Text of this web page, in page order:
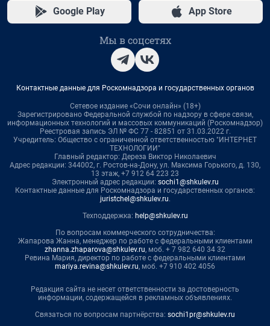
Google Play App Store
Мы в соцсетях
Контактные данные для Роскомнадзора и государственных органов
Сетевое издание «Сочи онлайн» (18+)
Зарегистрировано Федеральной службой по надзору в сфере связи,
информационных технологий и массовых коммуникаций (Роскомнадзор)
Реестровая запись ЭЛ № ФС 77 - 82851 от 31.03.2022 г.
Учредитель: Общество с ограниченной ответственностью "ИНТЕРНЕТ
ТЕХНОЛОГИИ"
Главный редактор: Дереза Виктор Николаевич
Адрес редакции: 344002, г. Ростов-на-Дону, ул. Максима Горького, д. 130,
13 этаж, +7 912 64 223 23
Электронный адрес редакции: sochi1@shkulev.ru
Контактные данные для Роскомнадзора и государственных органов:
juristchel@shkulev.ru.
Техподдержка: help@shkulev.ru
По вопросам коммерческого сотрудничества:
Жапарова Жанна, менеджер по работе с федеральными клиентами
zhanna.zhaparova@shkulev.ru, моб. + 7 982 640 34 32
Ревина Мария, директор по работе с федеральными клиентами
mariya.revina@shkulev.ru, моб. +7 910 402 4056
Редакция сайта не несет ответственности за достоверность
информации, содержащейся в рекламных объявлениях.
Связаться по вопросам партнёрства: sochi1pr@shkulev.ru